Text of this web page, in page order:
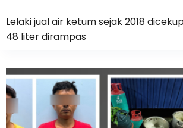
Lelaki jual air ketum sejak 2018
48 liter dirampas